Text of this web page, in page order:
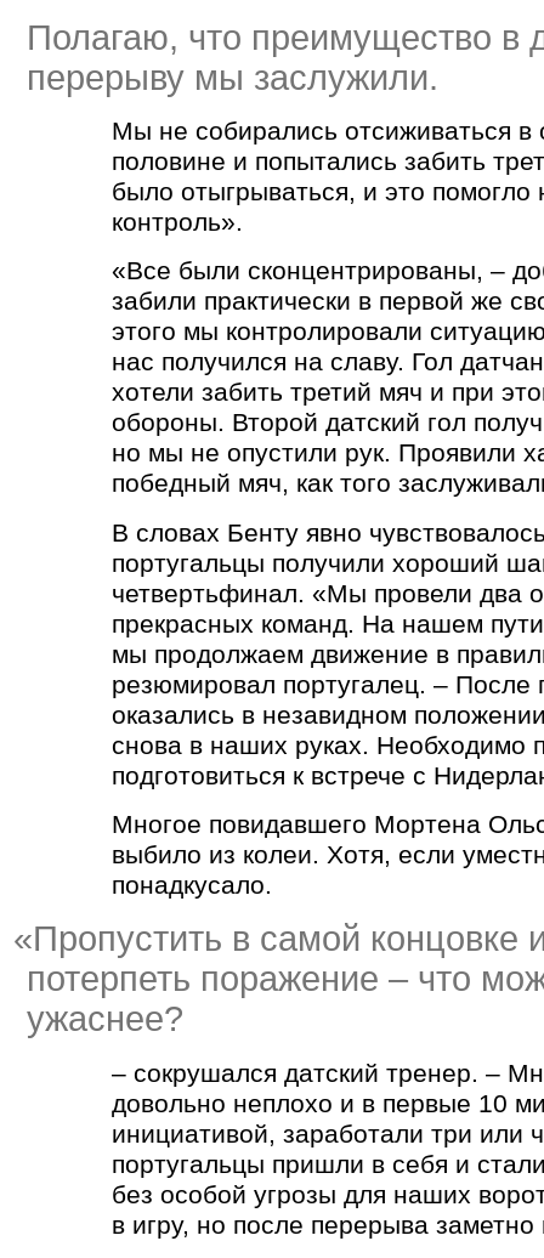
Полагаю, что преимущество в
перерыву мы заслужили.
Мы не собирались отсиживаться в
половине и попытались забить
было отыгрываться, и это помогло
контроль».
«Все были сконцентрированы, –
забили практически в первой же
этого мы контролировали
нас получился на славу. Гол
хотели забить третий мяч и при
обороны. Второй датский гол
но мы не опустили рук. Проявили
победный мяч, как того
В словах Бенту явно
португальцы получили хороший
четвертьфинал. «Мы провели два
прекрасных команд. На нашем
мы продолжаем движение в
резюмировал португалец. – После
оказались в незавидном
снова в наших руках. Необходимо
подготовиться к встрече с
Многое повидавшего Мортена
выбило из колеи. Хотя, если
понадкусало.
«Пропустить в самой концовке
потерпеть поражение – что
ужаснее?
– сокрушался датский тренер. –
довольно неплохо и в первые 10
инициативой, заработали три или
португальцы пришли в себя и
без особой угрозы для наших
в игру, но после перерыва